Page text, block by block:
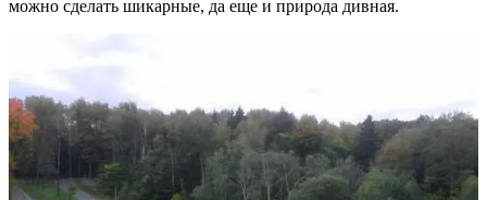
можно сделать шикарные, да еще и природа дивная.